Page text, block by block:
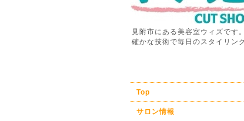
見附市にある美容室ウィズです。
確かな技術で毎日のスタイリン
Top
サロン情報